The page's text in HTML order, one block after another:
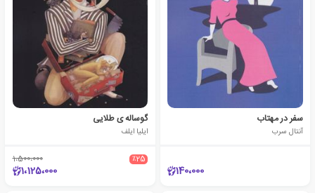
سفر در مهتاب
آنتال سرب
140،000
گوساله ی طلایی
ایلیا ایلف
٪25 1،500،000
1،125،000